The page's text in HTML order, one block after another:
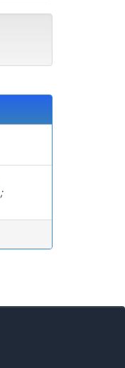
;